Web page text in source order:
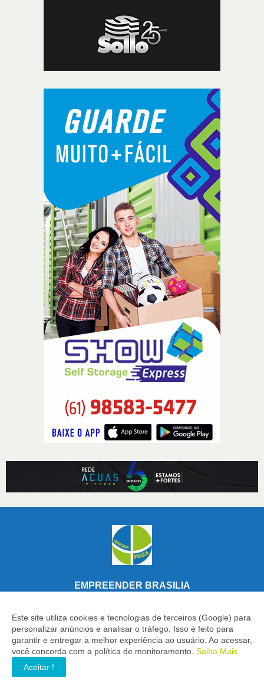
EMPREENDER BRASILIA
econômico e geração de empregos. Informação precisa para
quem toma decisões importantes.
Este site utiliza cookies e tecnologias de terceiros (Google) para
personalizar anúncios e analisar o tráfego. Isso é feito para
garantir e entregar a melhor experiência ao usuário. Ao acessar,
você concorda com a política de monitoramento. Saiba Mais
Aceitar !